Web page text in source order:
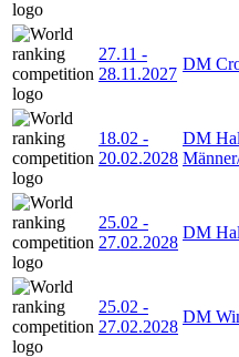
27.11 -
28.11.2027
DM
18.02 -
20.02.2028
DM
25.02 -
27.02.2028
DM
25.02 -
27.02.2028
DM